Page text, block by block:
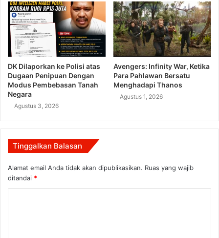
DK Dilaporkan ke Polisi atas
Dugaan Penipuan Dengan
Modus Pembebasan Tanah
Negara
Agustus 3, 2026
Avengers: Infinity War, Ketika
Para Pahlawan Bersatu
Menghadapi Thanos
Agustus 1, 2026
Tinggalkan Balasan
Alamat email Anda tidak akan dipublikasikan. Ruas yang wajib
ditandai *